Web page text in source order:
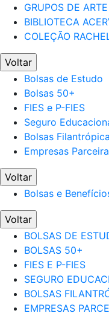
GRUPOS DE ARTE
BIBLIOTECA
COLEÇÃO
Voltar
Bolsas de Estudo
Bolsas 50+
FIES e P-FIES
Seguro
Bolsas
Empresas
Voltar
Bolsas e
Voltar
BOLSAS DE
BOLSAS 50+
FIES E P-FIES
SEGURO
BOLSAS
EMPRESAS